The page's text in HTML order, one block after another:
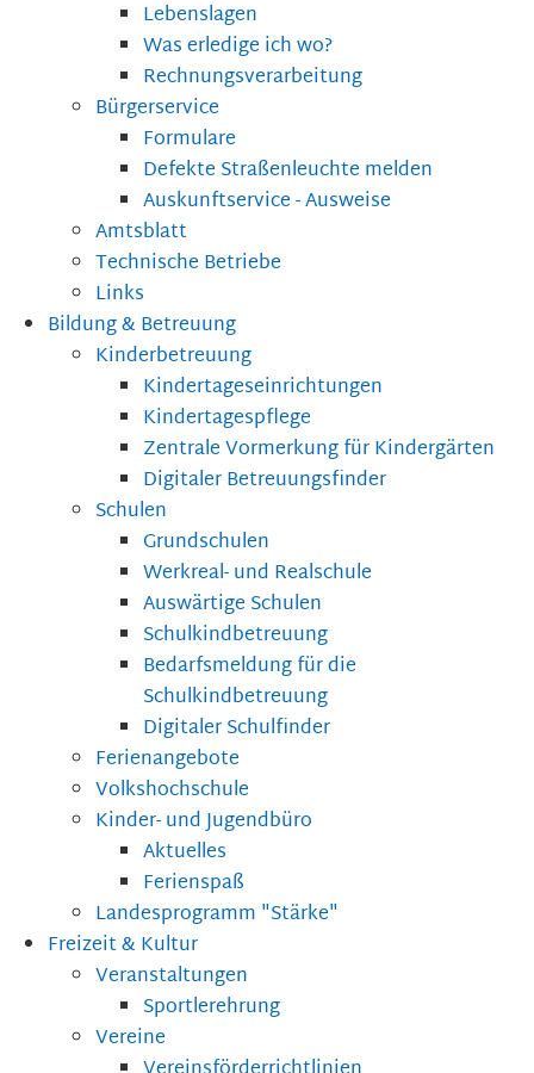
Lebenslagen
Was erledige ich wo?
Rechnungsverarbeitung
Bürgerservice
Formulare
Defekte Straßenleuchte melden
Auskunftservice - Ausweise
Amtsblatt
Technische Betriebe
Links
Bildung & Betreuung
Kinderbetreuung
Kindertageseinrichtungen
Kindertagespflege
Zentrale Vormerkung für Kindergärten
Digitaler Betreuungsfinder
Schulen
Grundschulen
Werkreal- und Realschule
Auswärtige Schulen
Schulkindbetreuung
Bedarfsmeldung für die
Schulkindbetreuung
Digitaler Schulfinder
Ferienangebote
Volkshochschule
Kinder- und Jugendbüro
Aktuelles
Ferienspaß
Landesprogramm "Stärke"
Freizeit & Kultur
Veranstaltungen
Sportlerehrung
Vereine